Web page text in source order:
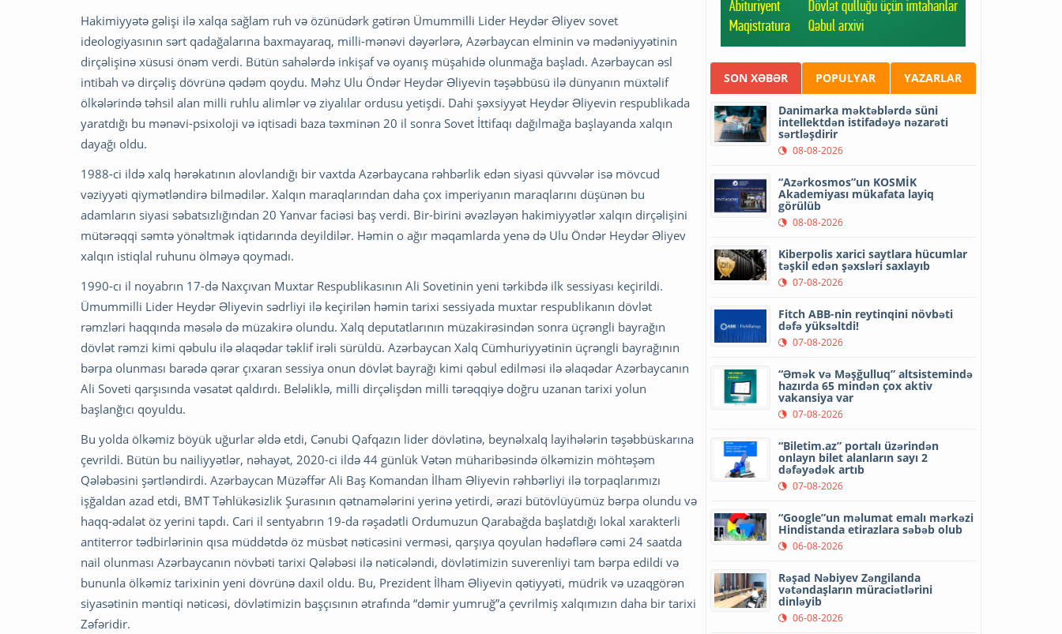
Hakimiyyətə gəlişi ilə xalqa sağlam ruh və özünüdərk gətirən Ümummilli Lider Heydər Əliyev sovet
ideologiyasının sərt qadağalarına baxmayaraq, milli-mənəvi dəyərlərə, Azərbaycan elminin və mədəniyyətinin
dirçəlişinə xüsusi önəm verdi. Bütün sahələrdə inkişaf və oyanış müşahidə olunmağa başladı. Azərbaycan əsl
intibah və dirçəliş dövrünə qədəm qoydu. Məhz Ulu Öndər Heydər Əliyevin təşəbbüsü ilə dünyanın müxtəlif
ölkələrində təhsil alan milli ruhlu alimlər və ziyalılar ordusu yetişdi. Dahi şəxsiyyət Heydər Əliyevin respublikada
yaratdığı bu mənəvi-psixoloji və iqtisadi baza təxminən 20 il sonra Sovet İttifaqı dağılmağa başlayanda xalqın
dayağı oldu.
1988-ci ildə xalq hərəkatının alovlandığı bir vaxtda Azərbaycana rəhbərlik edən siyasi qüvvələr isə mövcud
vəziyyəti qiymətləndirə bilmədilər. Xalqın maraqlarından daha çox imperiyanın maraqlarını düşünən bu
adamların siyasi səbatsızlığından 20 Yanvar faciəsi baş verdi. Bir-birini əvəzləyən hakimiyyətlər xalqın dirçəlişini
mütərəqqi səmtə yönəltmək iqtidarında deyildilər. Həmin o ağır məqamlarda yenə də Ulu Öndər Heydər Əliyev
xalqın istiqlal ruhunu ölməyə qoymadı.
1990-cı il noyabrın 17-də Naxçıvan Muxtar Respublikasının Ali Sovetinin yeni tərkibdə ilk sessiyası keçirildi.
Ümummilli Lider Heydər Əliyevin sədrliyi ilə keçirilən həmin tarixi sessiyada muxtar respublikanın dövlət
rəmzləri haqqında məsələ də müzakirə olundu. Xalq deputatlarının müzakirəsindən sonra üçrəngli bayrağın
dövlət rəmzi kimi qəbulu ilə əlaqədar təklif irəli sürüldü. Azərbaycan Xalq Cümhuriyyətinin üçrəngli bayrağının
bərpa olunması barədə qərar çıxaran sessiya onun dövlət bayrağı kimi qəbul edilməsi ilə əlaqədar Azərbaycanın
Ali Soveti qarşısında vəsatət qaldırdı. Beləliklə, milli dirçəlişdən milli tərəqqiyə doğru uzanan tarixi yolun
başlanğıcı qoyuldu.
Bu yolda ölkəmiz böyük uğurlar əldə etdi, Cənubi Qafqazın lider dövlətinə, beynəlxalq layihələrin təşəbbüskarına
çevrildi. Bütün bu nailiyyətlər, nəhayət, 2020-ci ildə 44 günlük Vətən müharibəsində ölkəmizin möhtəşəm
Qələbəsini şərtləndirdi. Azərbaycan Müzəffər Ali Baş Komandan İlham Əliyevin rəhbərliyi ilə torpaqlarımızı
işğaldan azad etdi, BMT Təhlükəsizlik Şurasının qətnamələrini yerinə yetirdi, ərazi bütövlüyümüz bərpa olundu və
haqq-ədalət öz yerini tapdı. Cari il sentyabrın 19-da rəşadətli Ordumuzun Qarabağda başlatdığı lokal xarakterli
antiterror tədbirlərinin qısa müddətdə öz müsbət nəticəsini verməsi, qarşıya qoyulan hədəflərə cəmi 24 saatda
nail olunması Azərbaycanın növbəti tarixi Qələbəsi ilə nəticələndi, dövlətimizin suverenliyi tam bərpa edildi və
bununla ölkəmiz tarixinin yeni dövrünə daxil oldu. Bu, Prezident İlham Əliyevin qətiyyəti, müdrik və uzaqgörən
siyasətinin məntiqi nəticəsi, dövlətimizin başçısının ətrafında “dəmir yumruğ”a çevrilmiş xalqımızın daha bir tarixi
Zəfəridir.
SON XƏBƏR POPULYAR YAZARLAR
Danimarka məktəblərdə süni
intellektdən istifadəyə nəzarəti
sərtləşdirir
08-08-2026
“Azərkosmos”un KOSMİK
Akademiyası mükafata layiq
görülüb
08-08-2026
Kiberpolis xarici saytlara hücumlar
təşkil edən şəxsləri saxlayıb
07-08-2026
Fitch ABB-nin reytinqini növbəti
dəfə yüksəltdi!
07-08-2026
“Əmək və Məşğulluq” altsistemində
hazırda 65 mindən çox aktiv
vakansiya var
07-08-2026
“Biletim.az” portalı üzərindən
onlayn bilet alanların sayı 2
dəfəyədək artıb
07-08-2026
“Google”un məlumat emalı mərkəzi
Hindistanda etirazlara səbəb olub
06-08-2026
Rəşad Nəbiyev Zəngilanda
vətəndaşların müraciətlərini
dinləyib
06-08-2026